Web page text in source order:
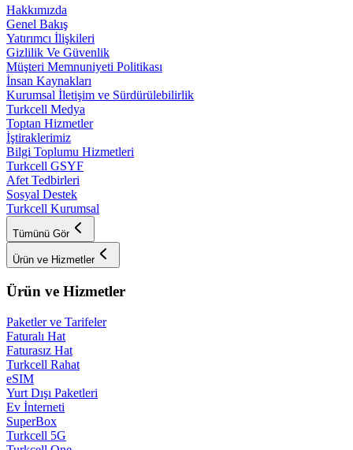
Hakkımızda
Genel Bakış
Yatırımcı İlişkileri
Gizlilik Ve Güvenlik
Müşteri Memnuniyeti Politikası
İnsan Kaynakları
Kurumsal İletişim ve Sürdürülebilirlik
Turkcell Medya
Toptan Hizmetler
İştiraklerimiz
Bilgi Toplumu Hizmetleri
Turkcell GSYF
Afet Tedbirleri
Sosyal Destek
Turkcell Kurumsal
Tümünü Gör
Ürün ve Hizmetler
Ürün ve Hizmetler
Paketler ve Tarifeler
Faturalı Hat
Faturasız Hat
Turkcell Rahat
eSIM
Yurt Dışı Paketleri
Ev İnterneti
SuperBox
Turkcell 5G